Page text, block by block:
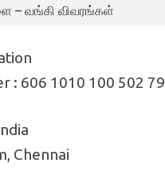
– வங்கி விவரங்கள்
: 606 1010 100 502 79
Chennai